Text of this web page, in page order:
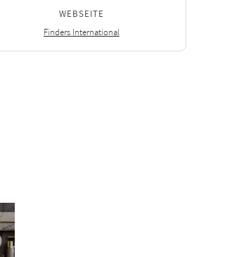
WEBSEITE
Finders International